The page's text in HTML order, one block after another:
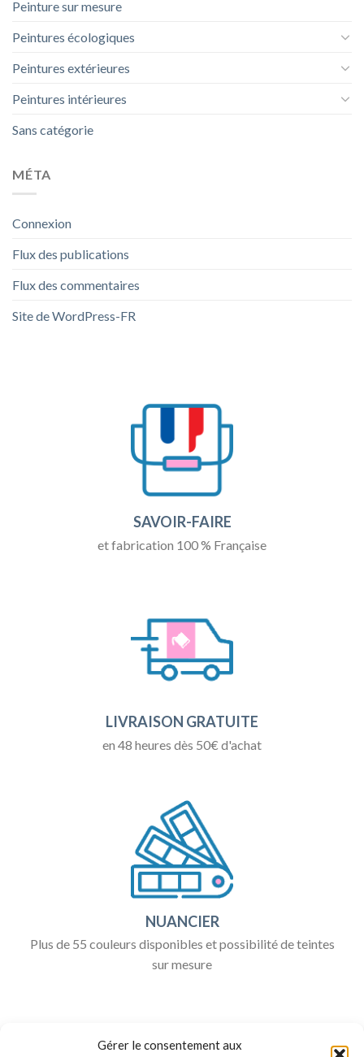
Gérer le consentement aux
Peinture sur mesure
Peintures écologiques
Peintures extérieures
Peintures intérieures
Sans catégorie
MÉTA
Connexion
Flux des publications
Flux des commentaires
Site de WordPress-FR
SAVOIR-FAIRE
et fabrication 100 % Française
LIVRAISON GRATUITE
en 48 heures dès 50€ d'achat
NUANCIER
Plus de 55 couleurs disponibles et possibilité de teintes
sur mesure